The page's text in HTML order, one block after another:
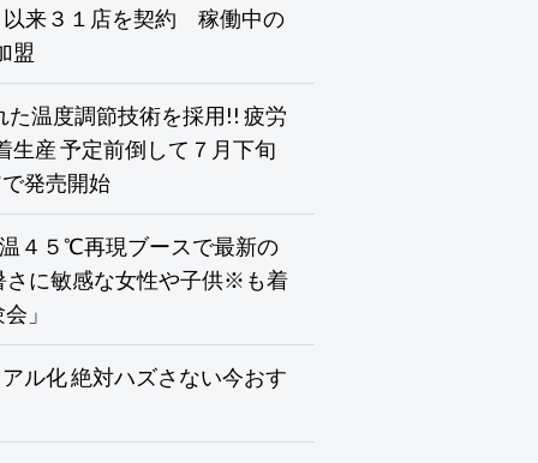
以来３１店を契約 稼働中の
盟
温度調節技術を採用!! 疲労
生産 予定前倒して７月下旬
発売開始
４５℃再現ブースで最新の
さに敏感な女性や子供※も着
」
ル化 絶対ハズさない今おす